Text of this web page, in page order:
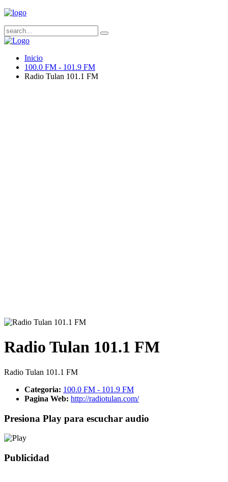
Inicio
100.0 FM - 101.9 FM
Radio Tulan 101.1 FM
Radio Tulan 101.1 FM
Radio Tulan 101.1 FM
Categoria: 100.0 FM - 101.9 FM
Pagina Web: http://radiotulan.com/
Presiona Play para escuchar audio
Publicidad